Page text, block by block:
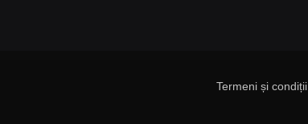
Termeni și condiții